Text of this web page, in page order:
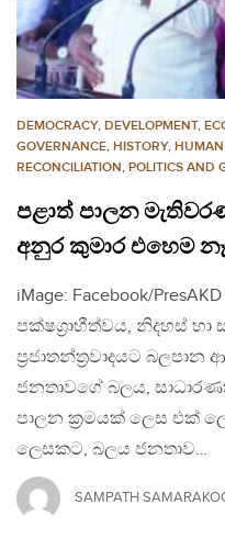
DEMOCRACY, DEVELOPMENT,
GOVERNANCE, HISTORY,
RECONCILIATION, POLITICS AND
පළාත් පාලන
අනුර කුමාර එහෙම
iMage: Facebook/
පක්ෂග්‍රාහීත්වය, නිදහස් හා
ප්‍රජාතන්ත්‍රවාදයට බලපාන
ජනතාවගේ බලය,
පාලන ක්‍රමයක් ලෙස එක්
ලෙසකට, බලය ජනතාව…
SAMPATH